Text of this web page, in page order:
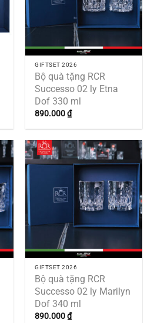
GIFTSET 2026
Bộ quà tặng RCR
Successo 02 ly Etna
Dof 330 ml
890.000₫
GIFTSET 2026
Bộ quà tặng RCR
Successo 02 ly Marilyn
Dof 340 ml
890.000₫